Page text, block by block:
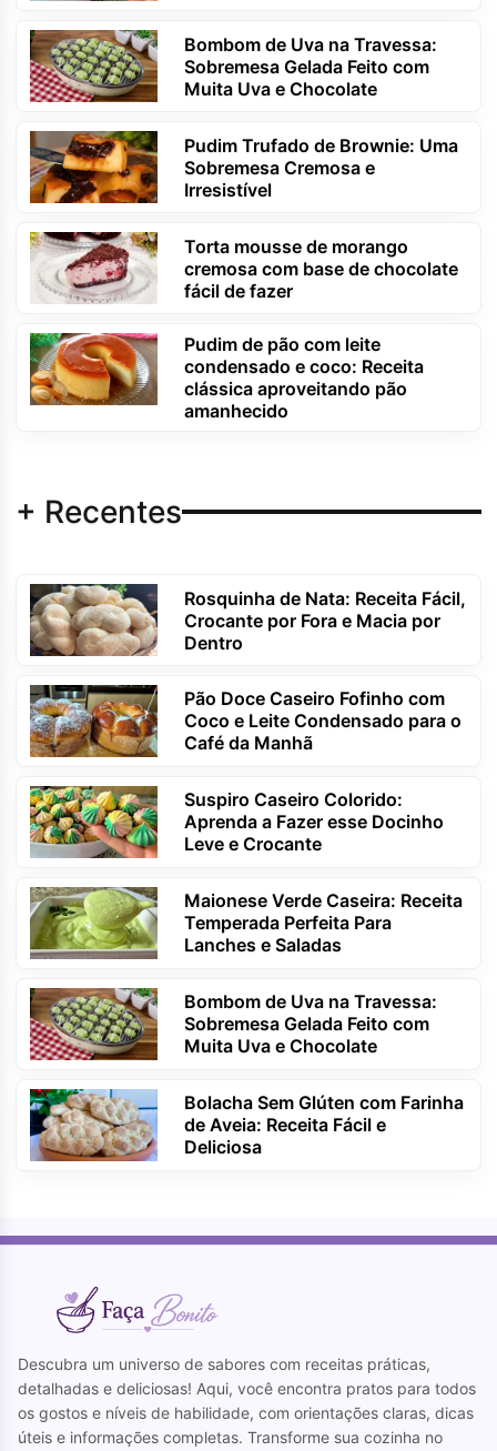
Bombom de Uva na Travessa:
Sobremesa Gelada Feito com
Muita Uva e Chocolate
Pudim Trufado de Brownie: Uma
Sobremesa Cremosa e
Irresistível
Torta mousse de morango
cremosa com base de chocolate
fácil de fazer
Pudim de pão com leite
condensado e coco: Receita
clássica aproveitando pão
amanhecido
+ Recentes
Rosquinha de Nata: Receita Fácil,
Crocante por Fora e Macia por
Dentro
Pão Doce Caseiro Fofinho com
Coco e Leite Condensado para o
Café da Manhã
Suspiro Caseiro Colorido:
Aprenda a Fazer esse Docinho
Leve e Crocante
Maionese Verde Caseira: Receita
Temperada Perfeita Para
Lanches e Saladas
Bombom de Uva na Travessa:
Sobremesa Gelada Feito com
Muita Uva e Chocolate
Bolacha Sem Glúten com Farinha
de Aveia: Receita Fácil e
Deliciosa
Descubra um universo de sabores com receitas práticas,
detalhadas e deliciosas! Aqui, você encontra pratos para todos
os gostos e níveis de habilidade, com orientações claras, dicas
úteis e informações completas. Transforme sua cozinha no